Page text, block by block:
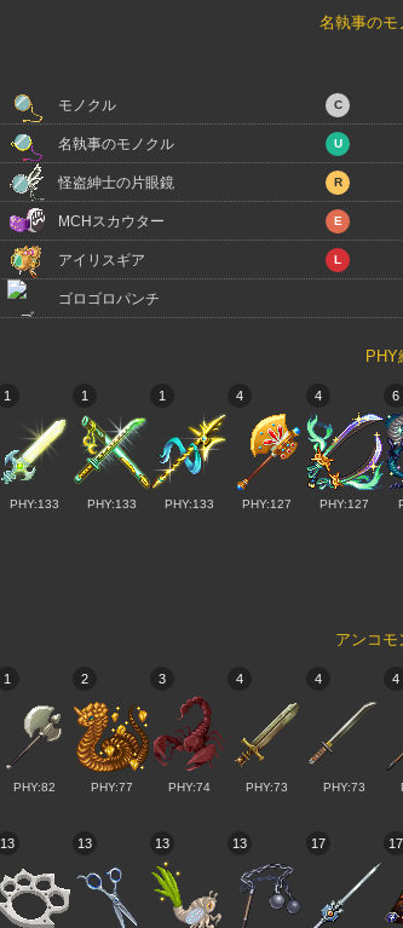
名執事のモ
モノクル
名執事のモノクル
怪盗紳士の片眼鏡
MCHスカウター
アイリスギア
ゴロゴロパンチ
PHY
1
PHY:133
1
PHY:133
1
PHY:133
4
PHY:127
4
PHY:127
6
アンコモ
1
PHY:82
2
PHY:77
3
PHY:74
4
PHY:73
4
PHY:73
4
13 13 13 13 17 17